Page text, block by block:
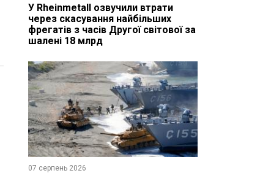
У Rheinmetall озвучили втрати
через скасування найбільших
фрегатів з часів Другої світової за
шалені 18 млрд
07 серпень 2026